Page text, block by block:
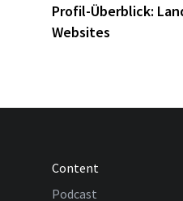
Profil-Überblick:
Websites
Content
Podcast